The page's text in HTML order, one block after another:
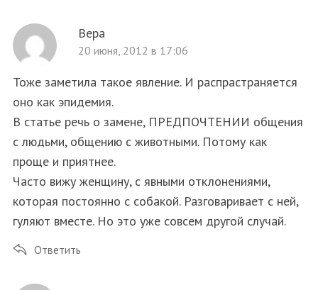
Вера
20 июня, 2012 в 17:06
Тоже заметила такое явление. И распрастраняется
оно как эпидемия.
В статье речь о замене, ПРЕДПОЧТЕНИИ общения
с людьми, общению с животными. Потому как
проще и приятнее.
Часто вижу женщину, с явными отклонениями,
которая постоянно с собакой. Разговаривает с ней,
гуляют вместе. Но это уже совсем другой случай.
Ответить